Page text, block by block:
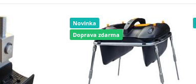
Novinka
Doprava zdarma